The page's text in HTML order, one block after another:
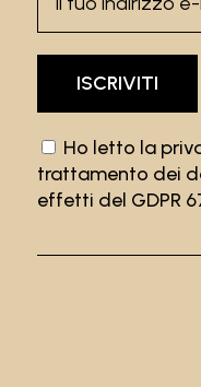
Ho letto la
trattamento dei
effetti del GDPR